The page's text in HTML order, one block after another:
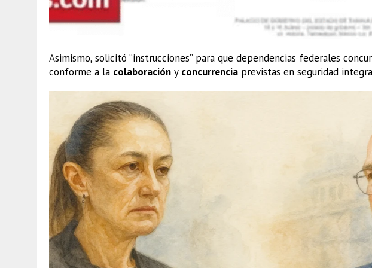
Asimismo, solicitó “instrucciones” para que dependencias federales
conforme a la colaboración y concurrencia previstas en seguridad